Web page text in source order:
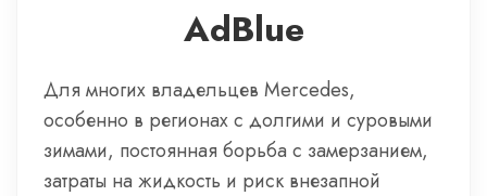
AdBlue
Для многих владельцев Mercedes,
особенно в регионах с долгими и суровыми
зимами, постоянная борьба с замерзанием,
затраты на жидкость и риск внезапной